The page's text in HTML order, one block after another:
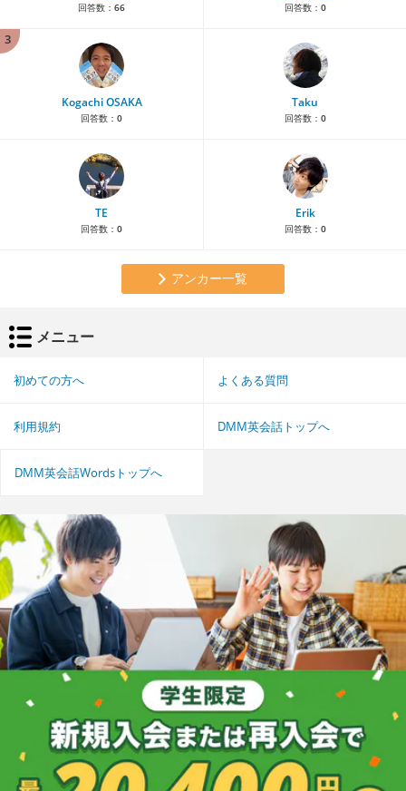
回答数： 66 回答数： 0
3
Kogachi OSAKA
回答数： 0
Taku
回答数： 0
TE
回答数： 0
Erik
回答数： 0
アンカー一覧
メニュー
初めての方へ よくある質問
利用規約 DMM英会話トップへ
DMM英会話Wordsトップへ